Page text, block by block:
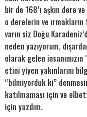
bir de 168’ı aşkın dere
o derelerin ve ırmakların
varın siz Doğu
neden yazıyorum,
olarak gelen
etini yiyen yakınlarını
“bilmiyorduk ki”
katılmaması için ve
için yazdım.